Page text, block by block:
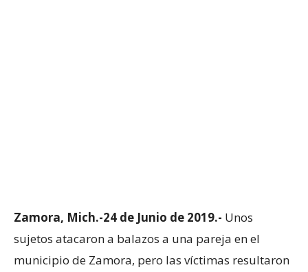
Zamora, Mich.-24 de Junio de 2019.- Unos
sujetos atacaron a balazos a una pareja en el
municipio de Zamora, pero las víctimas resultaron